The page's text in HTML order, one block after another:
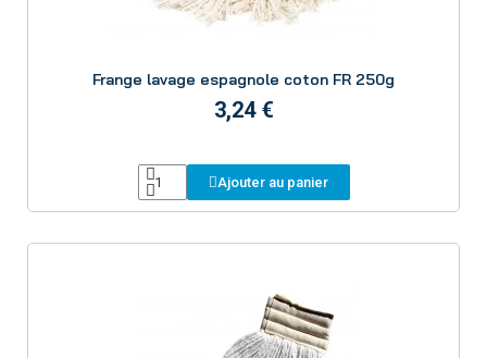
Frange lavage espagnole coton FR 250g
3,24 €
Ajouter au panier